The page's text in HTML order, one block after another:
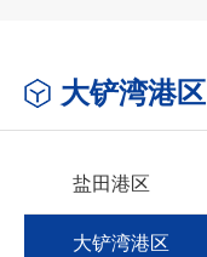
大铲湾港区
盐田港区
大铲湾港区